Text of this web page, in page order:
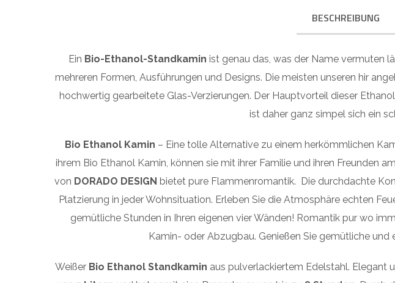
BESCHREIBUNG
Ein Bio-Ethanol-Standkamin ist genau das, was der Name vermuten
mehreren Formen, Ausführungen und Designs. Die meisten unseren hir
hochwertig gearbeitete Glas-Verzierungen. Der Hauptvorteil dieser
ist daher ganz simpel sich ein
Bio Ethanol Kamin – Eine tolle Alternative zu einem herkömmlichen
ihrem Bio Ethanol Kamin, können sie mit ihrer Familie und ihren Freunden
von DORADO DESIGN bietet pure Flammenromantik. Die durchdachte
Platzierung in jeder Wohnsituation. Erleben Sie die Atmosphäre echten
gemütliche Stunden in Ihren eigenen vier Wänden! Romantik pur wo
Kamin- oder Abzugbau. Genießen Sie gemütliche
Weißer Bio Ethanol Standkamin aus pulverlackiertem Edelstahl. Elegant